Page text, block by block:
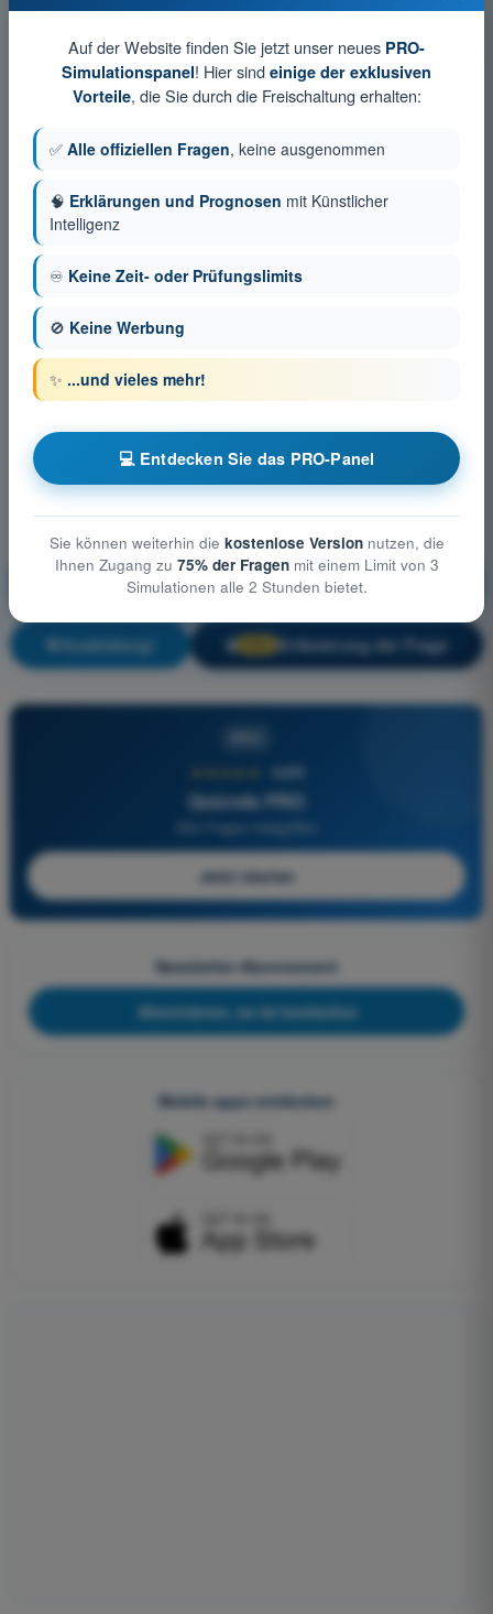
Technische und betriebliche Maßnahmen zur
Minderung der Risiken am Boden
Ausbildung! 🔒 Erläuterung der Frage
4,6/5
Quizvds PRO
Alle Fragen inbegriffen
Jetzt starten
Newsletter-Abonnement
Abonnieren, es ist kostenlos
Mobile apps entdecken
Auf der Website finden Sie jetzt unser neues PRO-
Simulationspanel! Hier sind einige der exklusiven
Vorteile, die Sie durch die Freischaltung erhalten:
✅ Alle offiziellen Fragen, keine ausgenommen
🧠 Erklärungen und Prognosen mit Künstlicher
Intelligenz
♾️ Keine Zeit- oder Prüfungslimits
🚫 Keine Werbung
✨ ...und vieles mehr!
💻 Entdecken Sie das PRO-Panel
Sie können weiterhin die kostenlose Versionnutzen, die
Ihnen Zugang zu 75% der Fragenmit einem Limit von 3
Simulationen alle 2 Stunden bietet.